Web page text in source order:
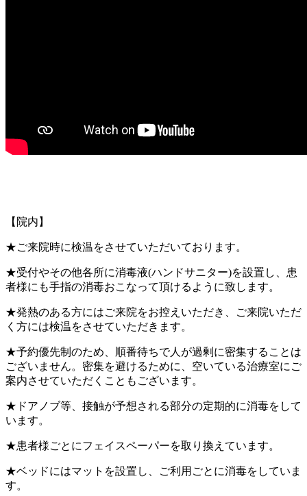
【院内】
★ご来院時に検温をさせていただいております。
★受付やその他各所に消毒液(ハンドサニター)を設置し、患
者様にも手指の消毒おこなって頂けるように致します。
★発熱のある方にはご来院をお控えいただき、ご来院いただ
く方には検温をさせていただきます。
★予約優先制のため、順番待ちで人が過剰に密集することは
ございません。密集を避けるために、空いている治療室にご
案内させていただくこともございます。
★ドアノブ等、接触が予想される部分の定期的に消毒をして
います。
★患者様ごとにフェイスペーパーを取り換えています。
★ベッドにはマットを設置し、ご利用ごとに消毒をしていま
す。